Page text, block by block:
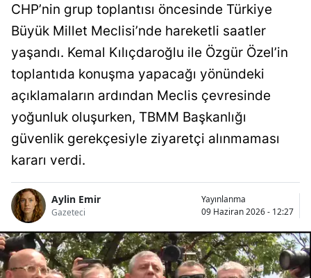
CHP’nin grup toplantısı öncesinde Türkiye
Büyük Millet Meclisi’nde hareketli saatler
yaşandı. Kemal Kılıçdaroğlu ile Özgür Özel’in
toplantıda konuşma yapacağı yönündeki
açıklamaların ardından Meclis çevresinde
yoğunluk oluşurken, TBMM Başkanlığı
güvenlik gerekçesiyle ziyaretçi alınmaması
kararı verdi.
Aylin Emir
Gazeteci
Yayınlanma
09 Haziran 2026 - 12:27